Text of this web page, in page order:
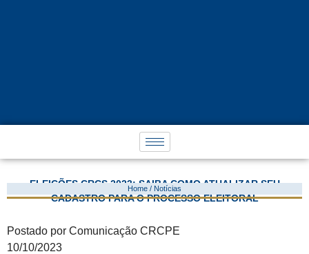
ELEIÇÕES CRCS 2023: SAIBA COMO ATUALIZAR SEU
CADASTRO PARA O PROCESSO ELEITORAL
Home / Notícias
Postado por Comunicação CRCPE
10/10/2023